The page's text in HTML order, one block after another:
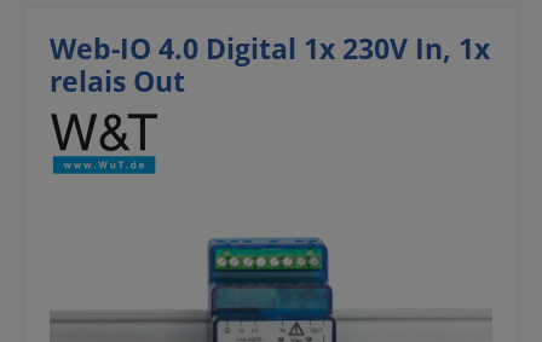
Web-IO 4.0 Digital 1x 230V In, 1x
relais Out